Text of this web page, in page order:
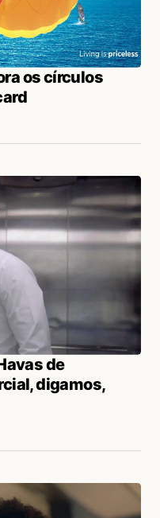
os círculos
de
digamos,